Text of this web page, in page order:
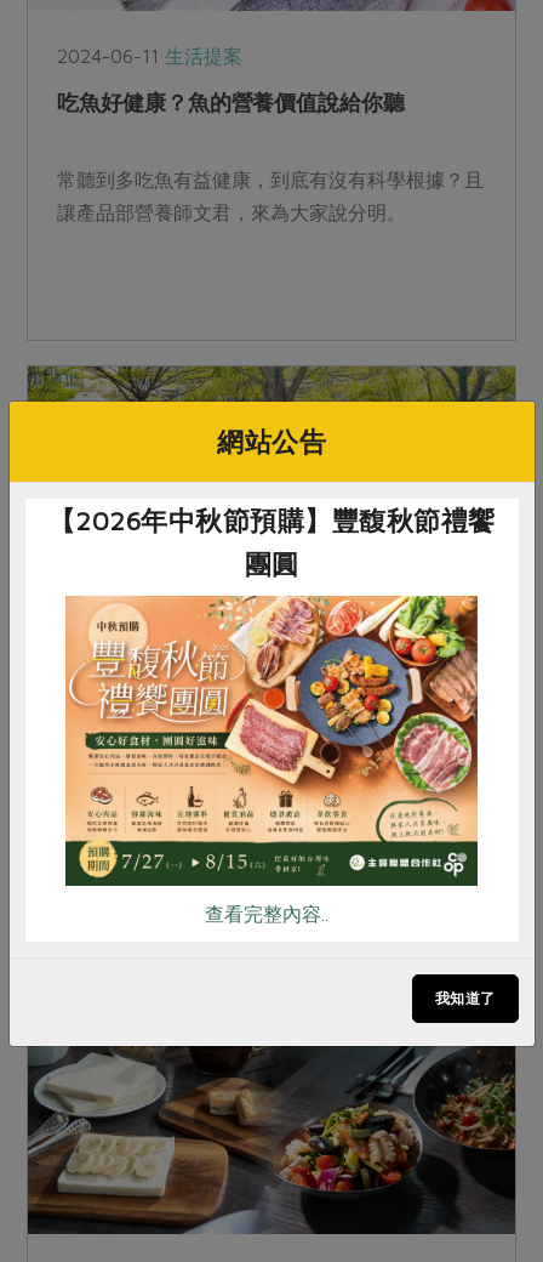
2024-06-11生活提案
吃魚好健康？魚的營養價值說給你聽
常聽到多吃魚有益健康，到底有沒有科學根據？且
讓產品部營養師文君，來為大家說分明。
2024-06-11社內大小事
這個市集不一樣 從主婦深蹲市集串連合作
力量
幾年前，在台南分社營委會舉辦的共識營裡，委員
們在「推廣合作社」主題裡產出舉辦合作社市集的
巧思。在幾個站所委員的努力下，2020年在永康
站所前舉辦了第一屆深蹲市集。合作社是一個具有
理念的團體，承襲前輩們的信念，伴隨著世代的變
理念推廣，是對深蹲市集寄予的任務與期望。
惜食 RPET 食譜 減硝酸鹽
雞蛋 食安 共同購買
網站公告
【2026年中秋節預購】豐馥秋節禮饗
團圓
查看完整內容..
我知道了